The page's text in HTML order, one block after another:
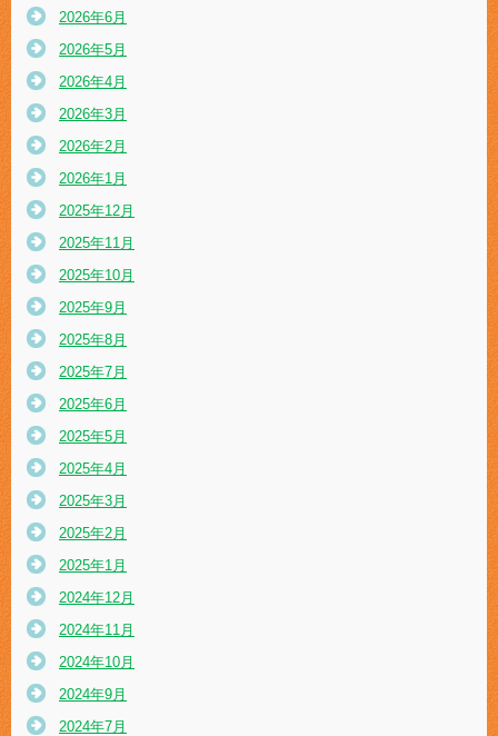
2026年6月
2026年5月
2026年4月
2026年3月
2026年2月
2026年1月
2025年12月
2025年11月
2025年10月
2025年9月
2025年8月
2025年7月
2025年6月
2025年5月
2025年4月
2025年3月
2025年2月
2025年1月
2024年12月
2024年11月
2024年10月
2024年9月
2024年7月